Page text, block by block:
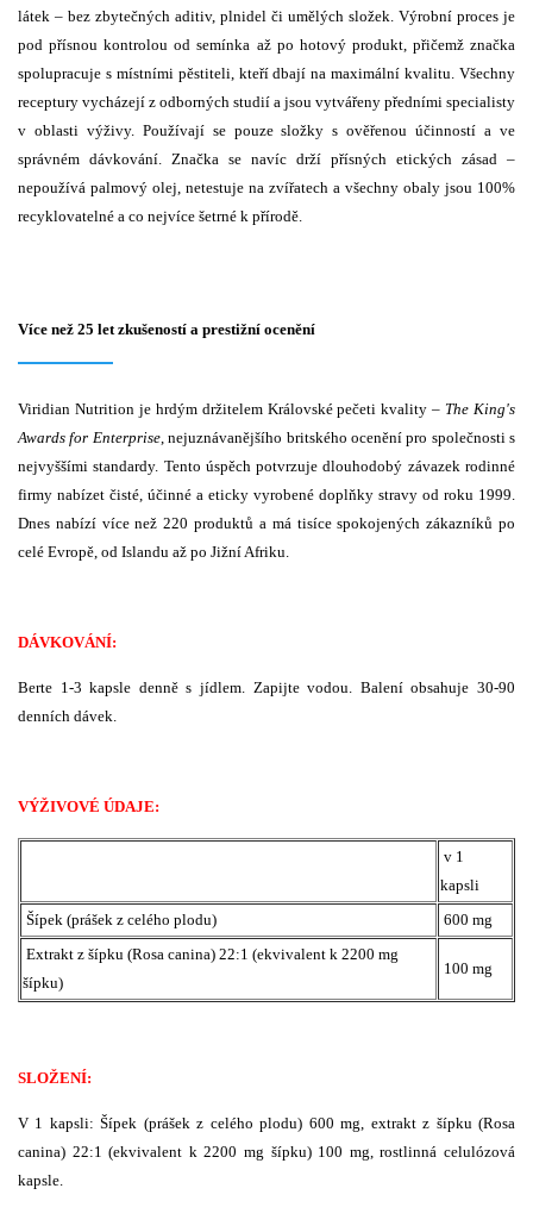
látek – bez zbytečných aditiv, plnidel či umělých složek. Výrobní proces je
pod přísnou kontrolou od semínka až po hotový produkt, přičemž značka
spolupracuje s místními pěstiteli, kteří dbají na maximální kvalitu. Všechny
receptury vycházejí z odborných studií a jsou vytvářeny předními specialisty
v oblasti výživy. Používají se pouze složky s ověřenou účinností a ve
správném dávkování. Značka se navíc drží přísných etických zásad –
nepoužívá palmový olej, netestuje na zvířatech a všechny obaly jsou 100%
recyklovatelné a co nejvíce šetrné k přírodě.
Více než 25 let zkušeností a prestižní ocenění
Viridian Nutrition je hrdým držitelem Královské pečeti kvality – The King's
Awards for Enterprise, nejuznávanějšího britského ocenění pro společnosti s
nejvyššími standardy. Tento úspěch potvrzuje dlouhodobý závazek rodinné
firmy nabízet čisté, účinné a eticky vyrobené doplňky stravy od roku 1999.
Dnes nabízí více než 220 produktů a má tisíce spokojených zákazníků po
celé Evropě, od Islandu až po Jižní Afriku.
DÁVKOVÁNÍ:
Berte 1-3 kapsle denně s jídlem. Zapijte vodou. Balení obsahuje 30-90
denních dávek.
VÝŽIVOVÉ ÚDAJE:
v 1
kapsli
Šípek (prášek z celého plodu)
600 mg
Extrakt z šípku (Rosa canina) 22:1 (ekvivalent k 2200 mg
šípku)
100 mg
SLOŽENÍ:
V 1 kapsli: Šípek (prášek z celého plodu) 600 mg, extrakt z šípku (Rosa
canina) 22:1 (ekvivalent k 2200 mg šípku) 100 mg, rostlinná celulózová
kapsle.